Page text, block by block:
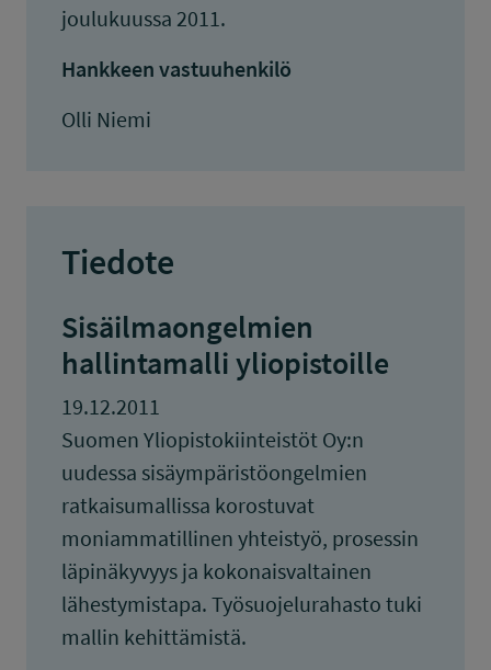
joulukuussa 2011.
Hankkeen vastuuhenkilö
Olli Niemi
Tiedote
Sisäilmaongelmien
hallintamalli yliopistoille
19.12.2011
Suomen Yliopistokiinteistöt Oy:n
uudessa sisäympäristöongelmien
ratkaisumallissa korostuvat
moniammatillinen yhteistyö, prosessin
läpinäkyvyys ja kokonaisvaltainen
lähestymistapa. Työsuojelurahasto tuki
mallin kehittämistä.